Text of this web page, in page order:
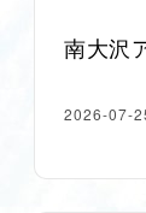
南大沢
2026-07-